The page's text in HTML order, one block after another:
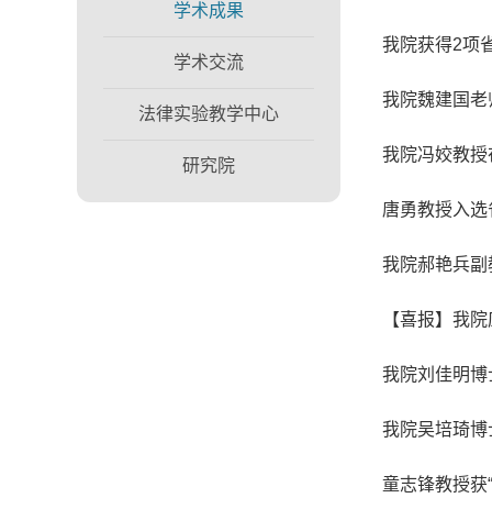
学术成果
学术交流
法律实验教学中心
研究院
我院获得2项
我院魏建国
我院冯姣教
唐勇教授入
我院郝艳兵
【喜报】我
我院刘佳明
我院吴培琦
童志锋教授获